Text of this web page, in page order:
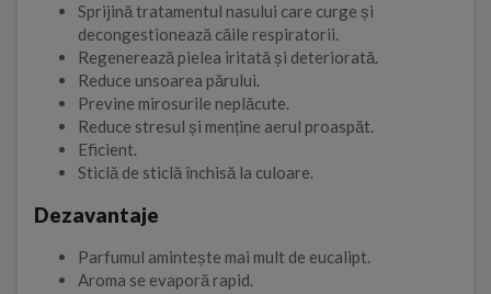
Sprijină tratamentul nasului care curge și
decongestionează căile respiratorii.
Regenerează pielea iritată și deteriorată.
Reduce unsoarea părului.
Previne mirosurile neplăcute.
Reduce stresul și menține aerul proaspăt.
Eficient.
Sticlă de sticlă închisă la culoare.
Dezavantaje
Parfumul amintește mai mult de eucalipt.
Aroma se evaporă rapid.